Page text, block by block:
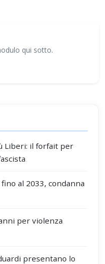
qui sotto.
Liberi: il forfait per
al 2033, condanna
per violenza
presentano lo